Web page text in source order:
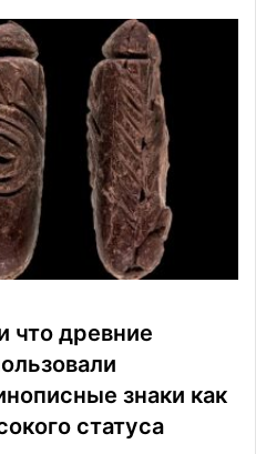
что древние
знаки как
статуса